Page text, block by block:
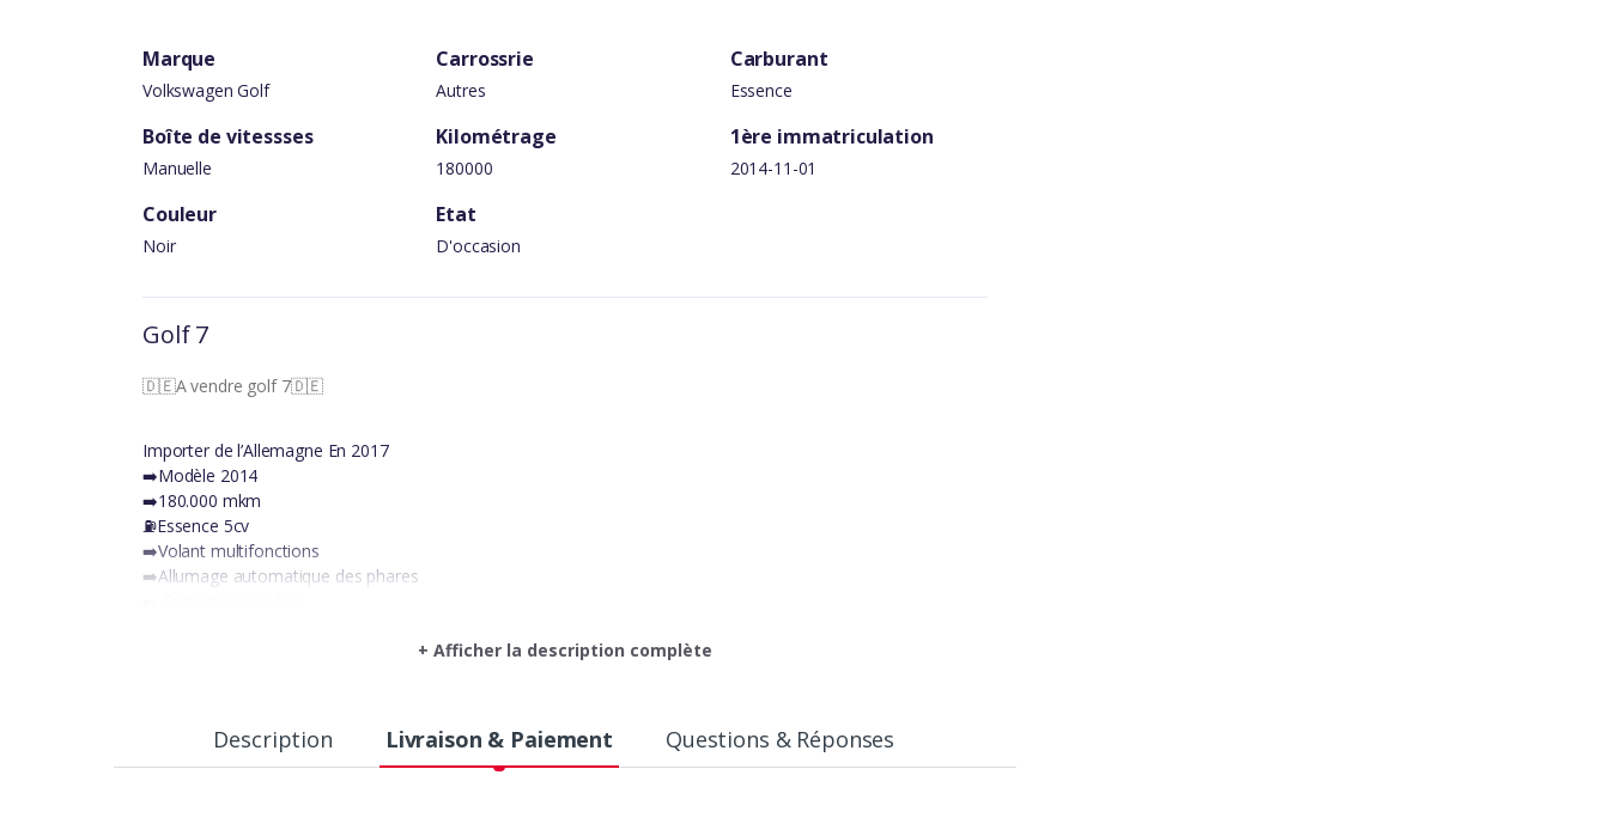
Marque
Volkswagen Golf
Carrossrie
Autres
Carburant
Essence
Boîte de vitessses
Manuelle
Kilométrage
180000
1ère immatriculation
2014-11-01
Couleur
Noir
Etat
D'occasion
Golf 7
🇩🇪A vendre golf 7🇩🇪
Importer de l’Allemagne En 2017
➡️Modèle 2014
➡️180.000 mkm
⛽️Essence 5cv
➡️Volant multifonctions
➡️Allumage automatique des phares
➡️Feu arrière Led
➡️Jantes r16
+ Afficher la description complète
Description Livraison & Paiement Questions & Réponses